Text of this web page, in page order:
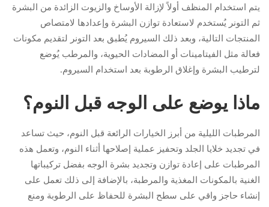
يتم استخدام المنظف أولاً لإزالة الأوساخ والزيوت الزائدة من البشرة
ثم التونر يُستخدم لاستعادة توازن البشرة وإعدادها لامتصاص
المنتجات التالية، وبعد ذلك السيروم يُطبق بعد التونر لتقديم مكونات
فعالة مثل الفيتامينات أو المضادات الحيوية، والمرطب يُوضع
لترطيب البشرة وإغلاق الرطوبة بعد استخدام السيروم.
ماذا يوضع على الوجه قبل النوم؟
المرطبات الليلية من أبرز الخيارات الرائعة قبل النوم، حيث تساعد
في تجديد خلايا الجلد وتحفيز عملية إصلاحها أثناء النوم، وتعمل هذه
المرطبات على إعادة توازن وتجديد بشرة الوجه بفضل تركيباتها
الغنية بالمكونات المغذية والمرطبة، بالإضافة إلى ذلك تعمل على
إنشاء حاجز واقي على سطح البشرة للحفاظ على الرطوبة ومنع